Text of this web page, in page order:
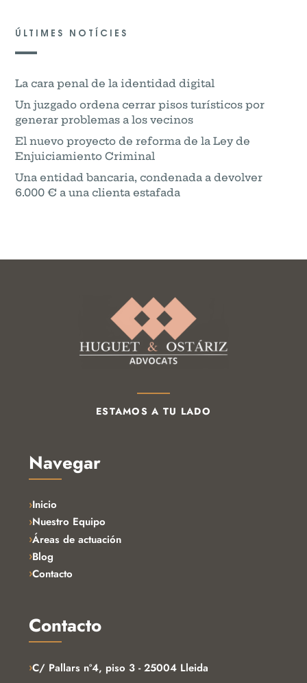
ÚLTIMES NOTÍCIES
La cara penal de la identidad digital
Un juzgado ordena cerrar pisos turísticos por
generar problemas a los vecinos
El nuevo proyecto de reforma de la Ley de
Enjuiciamiento Criminal
Una entidad bancaria, condenada a devolver
6.000 € a una clienta estafada
ESTAMOS A TU LADO
Navegar
Inicio
Nuestro Equipo
Áreas de actuación
Blog
Contacto
Contacto
›C/ Pallars nº4, piso 3 - 25004 Lleida